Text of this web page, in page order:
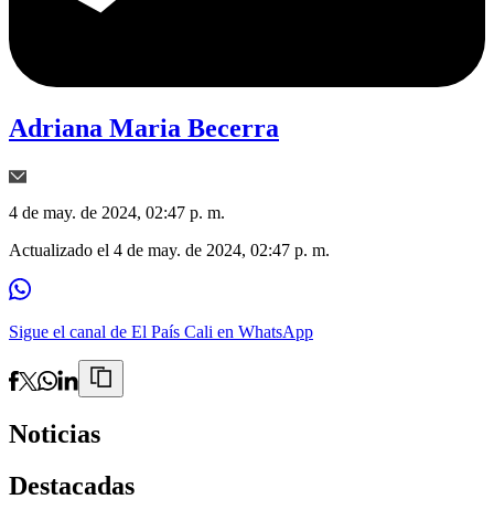
Adriana Maria Becerra
4 de may. de 2024, 02:47 p. m.
Actualizado el 4 de may. de 2024, 02:47 p. m.
Sigue el canal de El País Cali en WhatsApp
Noticias
Destacadas